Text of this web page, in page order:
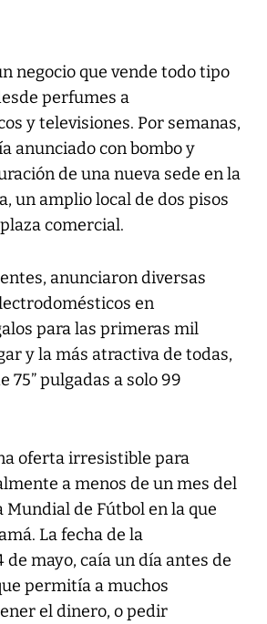
negocio que vende todo tipo
perfumes a
y televisiones. Por semanas,
anunciado con bombo y
de una nueva sede en la
un amplio local de dos pisos
comercial.
anunciaron diversas
en
para las primeras mil
y la más atractiva de todas,
75” pulgadas a solo 99
oferta irresistible para
a menos de un mes del
Mundial de Fútbol en la que
La fecha de la
de mayo, caía un día antes de
permitía a muchos
el dinero, o pedir